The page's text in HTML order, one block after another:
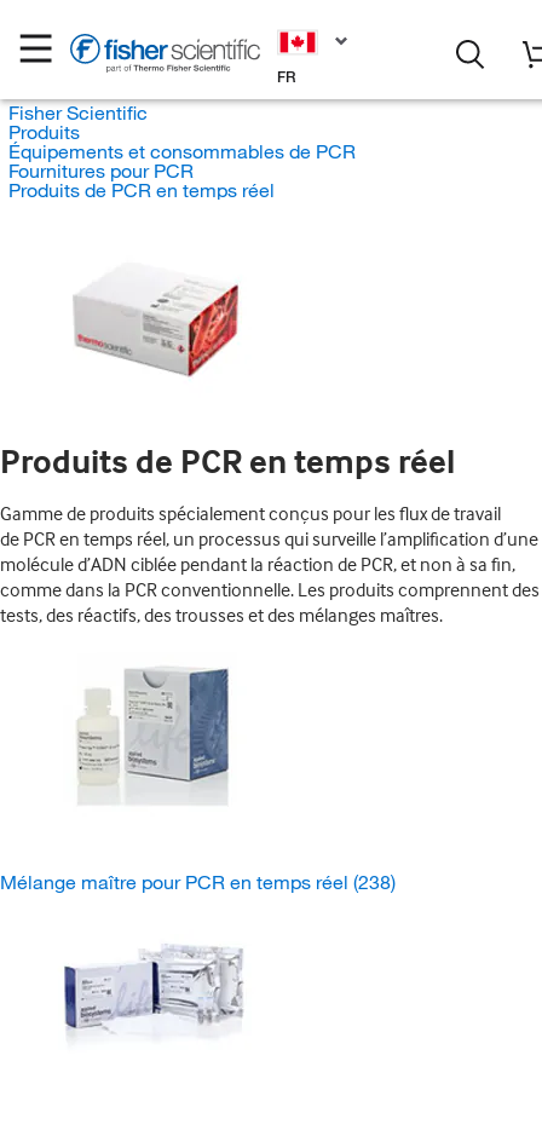
FR
Fisher Scientific
Produits
Équipements et consommables de PCR
Fournitures pour PCR
Produits de PCR en temps réel
Produits de PCR en temps réel
Gamme de produits spécialement conçus pour les flux de travail
de PCR en temps réel, un processus qui surveille l’amplification d’une
molécule d’ADN ciblée pendant la réaction de PCR, et non à sa fin,
comme dans la PCR conventionnelle. Les produits comprennent des
tests, des réactifs, des trousses et des mélanges maîtres.
Mélange maître pour PCR en temps réel (238)